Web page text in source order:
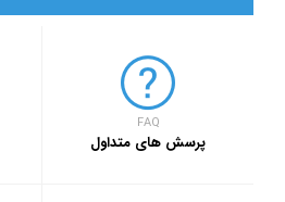
FAQ
پرسش های متداول